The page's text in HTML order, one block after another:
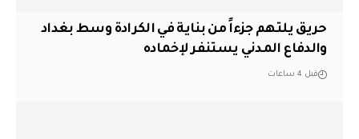
حريق يلتهم جزءاً من بناية في الكرادة وسط بغداد
والدفاع المدني يستنفر لإخماده
قبل 4 ساعات